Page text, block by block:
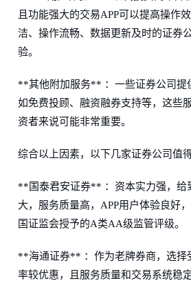
且功能强大的交易APP可以提高操作
洁、操作流畅、数据更新及时的证券
验。
**其他附加服务** ：一些证券公司提
如免费投顾、融资融券支持等，这些
资者来说可能非常重要。
综合以上因素，以下几家证券公司值
**国泰君安证券** ：资本实力强，给
大，服务质量高，APP用户体验良好
国证监会授予的A类AA级监管评级。
**海通证券** ：作为老牌券商，选择
率较优惠，且服务质量和交易系统稳定